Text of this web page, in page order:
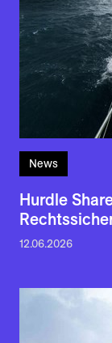
News
Hurdle
12.06.2026